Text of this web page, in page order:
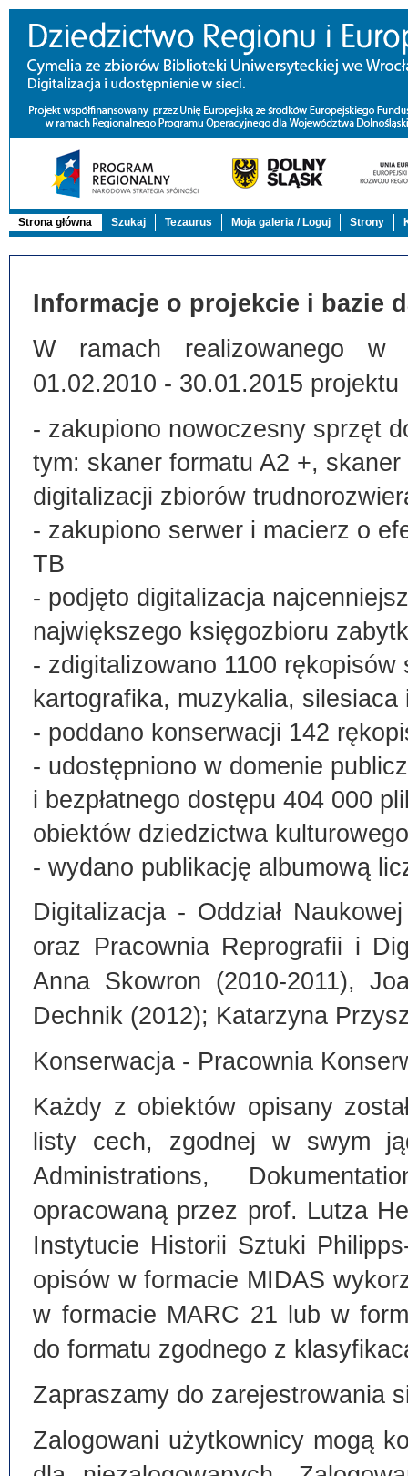
Strona główna Szukaj Tezaurus Moja galeria / Loguj Strony
Informacje o projekcie i bazie
W ramach realizowanego w
01.02.2010 - 30.01.2015 projektu
- zakupiono nowoczesny sprzęt
tym: skaner formatu A2 +,
digitalizacji zbiorów
- zakupiono serwer i macierz o
TB
- podjęto digitalizacja
największego księgozbioru
- zdigitalizowano 1100
kartografika, muzykalia, silesiaca
- poddano konserwacji 142
- udostępniono w domenie
i bezpłatnego dostępu 404 000
obiektów dziedzictwa kulturowego
- wydano publikację albumową
Digitalizacja - Oddział
oraz Pracownia Reprografii i
Anna Skowron (2010-2011),
Dechnik (2012); Katarzyna
Konserwacja - Pracownia
Każdy z obiektów opisany
listy cech, zgodnej w swym
Administrations,
opracowaną przez prof. Lutza
Instytucie Historii Sztuki
opisów w formacie MIDAS
w formacie MARC 21 lub w
do formatu zgodnego z
Zapraszamy do zarejestrowania
Zalogowani użytkownicy mogą